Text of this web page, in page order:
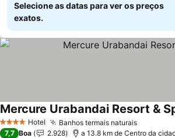
Selecione as datas para ver os preços
exatos.
4 EstrelasHotel Banhos termais naturais
Mercure Urabandai Resort &
7,7 Boa 2.928 a 13.8 km de Centro da